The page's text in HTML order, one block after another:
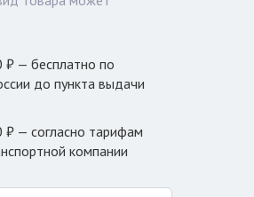
₽ — бесплатно по
до пункта выдачи
— согласно тарифам
компании